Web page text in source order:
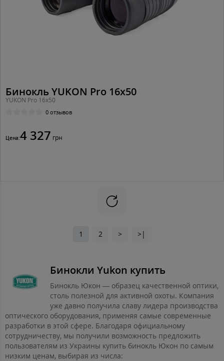
Бинокль YUKON Pro 16x50
YUKON Pro 16x50
0 отзывов
Цена:4 327 грн
1 2 > >|
Бинокли Yukon купить
Бинокль Юкон — образец качественной оптики,
столь полезной для активной охоты. Компания
уже давно получила славу лидера производства
оптического оборудования, применяя самые современные
разработки в этой сфере. Благодаря официальному
сотрудничеству, мы получили возможность предложить
пользователям из Украины купить бинокль Юкон по самым
низким ценам, выбирая из числа: